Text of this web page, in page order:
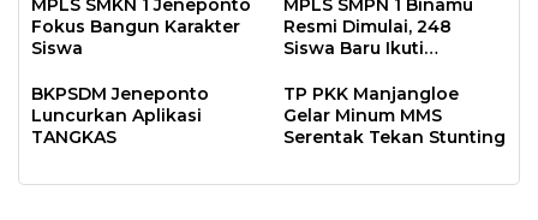
MPLS SMKN 1 Jeneponto
Fokus Bangun Karakter
Siswa
MPLS SMPN 1 Binamu
Resmi Dimulai, 248
Siswa Baru Ikuti
BKPSDM Jeneponto
Luncurkan Aplikasi
TANGKAS
TP PKK Manjangloe
Gelar Minum MMS
Serentak Tekan Stunting